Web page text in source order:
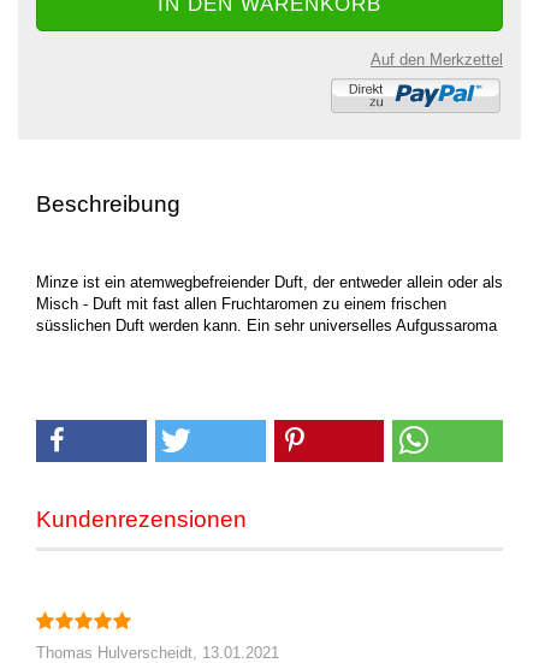
Auf den Merkzettel
Beschreibung
Minze ist ein atemwegbefreiender Duft, der entweder allein oder als
Misch - Duft mit fast allen Fruchtaromen zu einem frischen
süsslichen Duft werden kann. Ein sehr universelles Aufgussaroma
Kundenrezensionen
Thomas Hulverscheidt, 13.01.2021